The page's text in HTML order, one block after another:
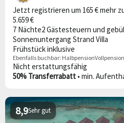
Jetzt registrieren um 165 € mehr
5.659 €
7 Nächte2 Gästesteuern und
Sonnenuntergang Strand Villa
Frühstück inklusive
Ebenfalls buchbar: HalbpensionVollpension
Nicht erstattungsfähig
50% Transferrabatt • min.
Sehr gut
8,9